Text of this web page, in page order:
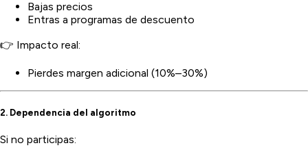
Bajas precios
Entras a programas de descuento
👉 Impacto real:
Pierdes margen adicional (10%–30%)
2. Dependencia del algoritmo
Si no participas: